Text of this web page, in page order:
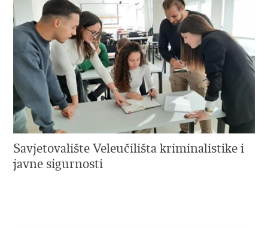
Savjetovalište Veleučilišta kriminalistike i
javne sigurnosti